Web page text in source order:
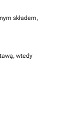
składem,
wtedy